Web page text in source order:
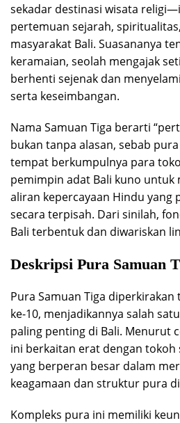
sekadar destinasi wisata
pertemuan sejarah,
masyarakat Bali. Suasananya
keramaian, seolah mengajak
berhenti sejenak dan
serta keseimbangan.
Nama Samuan Tiga berarti
bukan tanpa alasan, sebab
tempat berkumpulnya para
pemimpin adat Bali kuno untuk
aliran kepercayaan Hindu yang
secara terpisah. Dari sinilah,
Bali terbentuk dan diwariskan
Deskripsi Pura Samuan
Pura Samuan Tiga diperkirakan
ke-10, menjadikannya salah
paling penting di Bali. Menurut
ini berkaitan erat dengan tokoh
yang berperan besar dalam
keagamaan dan struktur pura
Kompleks pura ini memiliki